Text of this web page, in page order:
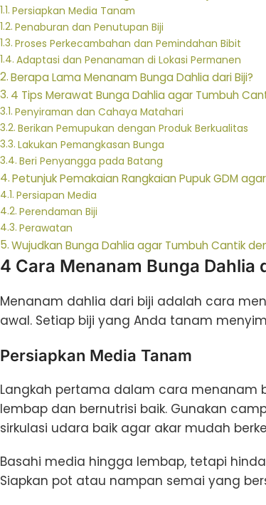
Persiapkan Media Tanam
Penaburan dan Penutupan Biji
Proses Perkecambahan dan Pemindahan Bibit
Adaptasi dan Penanaman di Lokasi Permanen
Berapa Lama Menanam Bunga Dahlia dari Biji?
4 Tips Merawat Bunga Dahlia agar Tumbuh
Penyiraman dan Cahaya Matahari
Berikan Pemupukan dengan Produk Berkualitas
Lakukan Pemangkasan Bunga
Beri Penyangga pada Batang
Petunjuk Pemakaian Rangkaian Pupuk GDM
Persiapan Media
Perendaman Biji
Perawatan
Wujudkan Bunga Dahlia agar Tumbuh Cantik
4 Cara Menanam Bunga Dahlia
Menanam dahlia dari biji adalah cara
awal. Setiap biji yang Anda tanam
Persiapkan Media Tanam
Langkah pertama dalam cara
lembap dan bernutrisi baik. Gunakan
sirkulasi udara baik agar akar mudah
Basahi media hingga lembap, tetapi
Siapkan pot atau nampan semai yang